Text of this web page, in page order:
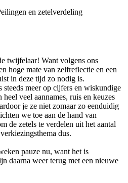
en zetelverdeling
twijfelaar! Want volgens ons
hoge mate van zelfreflectie en een
in deze tijd zo nodig is.
steeds meer op cijfers en wiskundige
veel aannames, ruis en keuzes
je ze niet zomaar zo eenduidig
we toe aan de hand van
de zetels te verdelen uit het aantal
dus.
pauze nu, want het is
daarna weer terug met een nieuwe